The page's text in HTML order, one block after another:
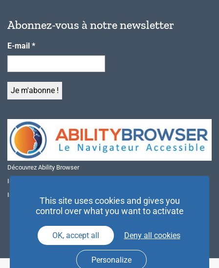
Abonnez-vous à notre newsletter
E-mail *
Découvrez Ability Browser
Installer Ability Browser sur Windows
Installer Ability Browser sur Mac
This site uses cookies and gives you
control over what you want to activate
OK, accept all Deny all cookies
Personalize